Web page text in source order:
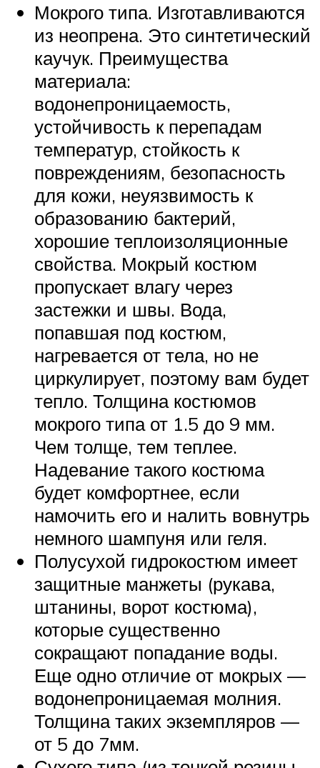
Мокрого типа. Изготавливаются
из неопрена. Это синтетический
каучук. Преимущества
материала:
водонепроницаемость,
устойчивость к перепадам
температур, стойкость к
повреждениям, безопасность
для кожи, неуязвимость к
образованию бактерий,
хорошие теплоизоляционные
свойства. Мокрый костюм
пропускает влагу через
застежки и швы. Вода,
попавшая под костюм,
нагревается от тела, но не
циркулирует, поэтому вам будет
тепло. Толщина костюмов
мокрого типа от 1.5 до 9 мм.
Чем толще, тем теплее.
Надевание такого костюма
будет комфортнее, если
намочить его и налить вовнутрь
немного шампуня или геля.
Полусухой гидрокостюм имеет
защитные манжеты (рукава,
штанины, ворот костюма),
которые существенно
сокращают попадание воды.
Еще одно отличие от мокрых —
водонепроницаемая молния.
Толщина таких экземпляров —
от 5 до 7мм.